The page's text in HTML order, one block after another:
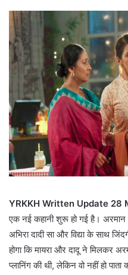
YRKKH Written Update 28
एक नई कहानी शुरू हो गई है। अरमान
अभिरा दादी सा और विद्या के साथ
होगा कि मायरा और दादू ने मिलकर
प्लानिंग की थी, लेकिन वो नहीं हो